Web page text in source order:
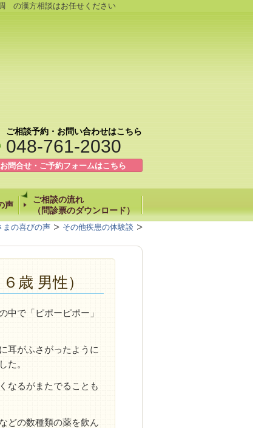
の漢方相談はお任せください
ご相談予約・お問い合わせはこちら
048-761-2030
お問合せ・ご予約フォームはこちら
声
ご相談の流れ
（問診票のダウンロード）
まの喜びの声 その他疾患の体験談
歳 男性）
中で「ピポーピポー」
耳がふさがったように
た。
なるがまたでることも
どの数種類の薬を飲ん